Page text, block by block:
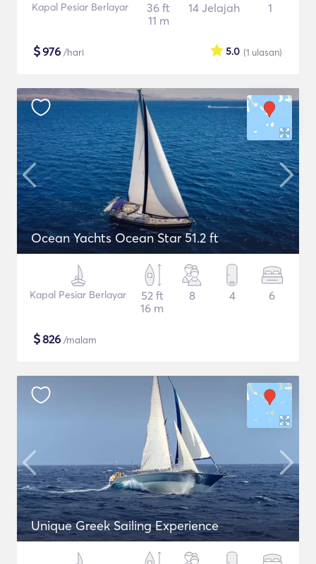
Kapal Pesiar Berlayar
36 ft
11 m
14 Jelajah 1
$976 /hari (1 ulasan)
5.0
Ocean Yachts Ocean Star 51.2 ft
Kapal Pesiar Berlayar
52 ft
16 m
8 4 6
$826 /malam
Unique Greek Sailing Experience